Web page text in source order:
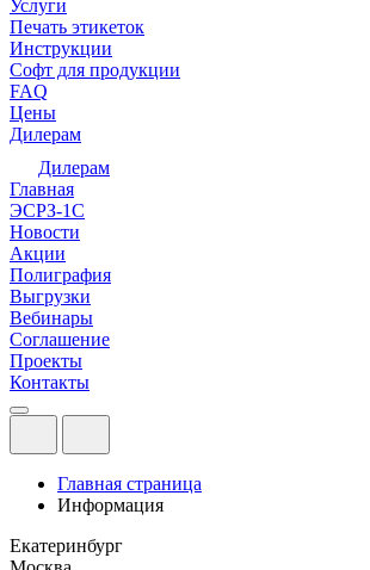
Услуги
Печать этикеток
Инструкции
Софт для продукции
FAQ
Цены
Дилерам
Дилерам
Главная
ЭСРЗ-1С
Новости
Акции
Полиграфия
Выгрузки
Вебинары
Соглашение
Проекты
Контакты
Главная страница
Информация
Екатеринбург